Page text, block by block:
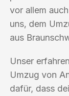
vor allem
uns, dem
aus
Unser
Umzug von
dafür, dass